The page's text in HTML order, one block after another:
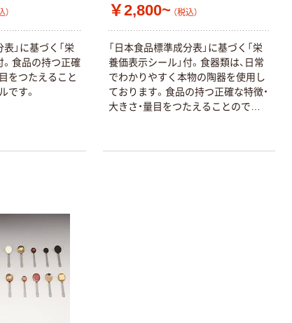
）
」に基づく「栄
。食品の持つ正確
をつたえること
です。
￥2,800~ （税込）
「日本食品標準成分表」に基づく「栄
養価表示シール」付。食器類は、日常
でわかりやすく本物の陶器を使用し
ております。食品の持つ正確な特徴・
大きさ・量目をつたえることのでき
オリジナル
形 アルカリ乾
電池 北欧パッ
ケージ アスク
ルオリジナル
￥140~